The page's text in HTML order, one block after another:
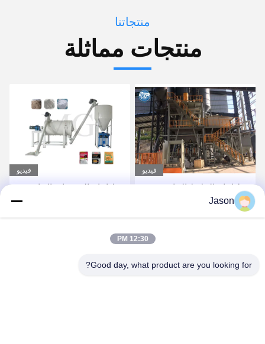
منتجاتنا
منتجات مماثلة
فيديو
خط إنتاج الخرسانة الجافة
ذات الاستثمار المنخفض خط
إنتاج الصفائح السيرامية
احصل على أفضل سعر
فيديو
3-4 دقائق / دفعة آلة خلط
مسحوق الملاط الجاف مصنع
لاصق بلاط السيراميك
احصل على أفضل سعر
Jason
12:30 PM
Good day, what product are you looking for?